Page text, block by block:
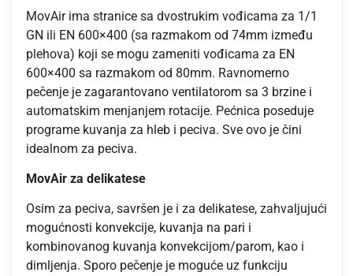
MovAir ima stranice sa dvostrukim vođicama za 1/1
GN ili EN 600×400 (sa razmakom od 74mm između
plehova) koji se mogu zameniti vođicama za EN
600×400 sa razmakom od 80mm. Ravnomerno
pečenje je zagarantovano ventilatorom sa 3 brzine i
automatskim menjanjem rotacije. Pećnica poseduje
programe kuvanja za hleb i peciva. Sve ovo je čini
idealnom za peciva.
MovAir za delikatese
Osim za peciva, savršen je i za delikatese, zahvaljujući
mogućnosti konvekcije, kuvanja na pari i
kombinovanog kuvanja konvekcijom/parom, kao i
dimljenja. Sporo pečenje je moguće uz funkciju